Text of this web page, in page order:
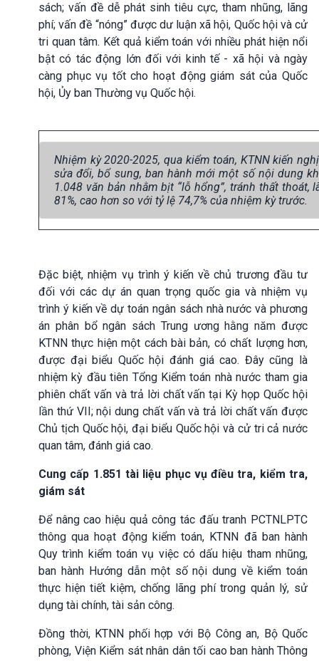
sách; vấn đề dễ phát sinh tiêu cực, tham nhũng, lãng
phí; vấn đề “nóng” được dư luận xã hội, Quốc hội và cử
tri quan tâm. Kết quả kiểm toán với nhiều phát hiện nổi
bật có tác động lớn đối với kinh tế - xã hội và ngày
càng phục vụ tốt cho hoạt động giám sát của Quốc
hội, Ủy ban Thường vụ Quốc hội.
Nhiệm kỳ 2020-2025, qua kiểm toán, KTNN kiến
sửa đổi, bổ sung, ban hành mới một số nội dung
1.048 văn bản nhằm bịt “lỗ hổng”, tránh thất
81%, cao hơn so với tỷ lệ 74,7% của nhiệm kỳ trước.
Đặc biệt, nhiệm vụ trình ý kiến về chủ trương đầu tư
đối với các dự án quan trọng quốc gia và nhiệm vụ
trình ý kiến về dự toán ngân sách nhà nước và phương
án phân bổ ngân sách Trung ương hằng năm được
KTNN thực hiện một cách bài bản, có chất lượng hơn,
được đại biểu Quốc hội đánh giá cao. Đây cũng là
nhiệm kỳ đầu tiên Tổng Kiểm toán nhà nước tham gia
phiên chất vấn và trả lời chất vấn tại Kỳ họp Quốc hội
lần thứ VII; nội dung chất vấn và trả lời chất vấn được
Chủ tịch Quốc hội, đại biểu Quốc hội và cử tri cả nước
quan tâm, đánh giá cao.
Cung cấp 1.851 tài liệu phục vụ điều tra, kiểm tra,
giám sát
Để nâng cao hiệu quả công tác đấu tranh PCTNLPTC
thông qua hoạt động kiểm toán, KTNN đã ban hành
Quy trình kiểm toán vụ việc có dấu hiệu tham nhũng,
ban hành Hướng dẫn một số nội dung về kiểm toán
thực hiện tiết kiệm, chống lãng phí trong quản lý, sử
dụng tài chính, tài sản công.
Đồng thời, KTNN phối hợp với Bộ Công an, Bộ Quốc
phòng, Viện Kiểm sát nhân dân tối cao ban hành Thông